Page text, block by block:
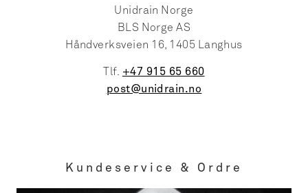
Unidrain Norge
BLS Norge AS
Håndverksveien 16, 1405 Langhus
Tlf. +47 915 65 660
post@unidrain.no
Kundeservice & Ordre